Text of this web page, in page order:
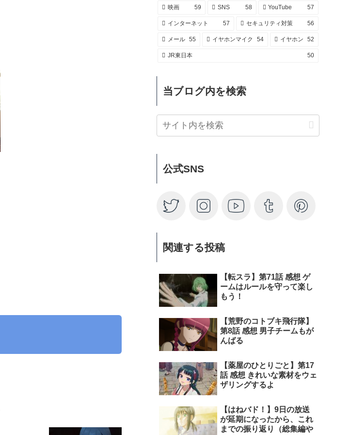
映画 59 SNS 58 YouTube 57
インターネット 57 セキュリティ対策 56
メール 55 イヤホンマイク 54 イヤホン 52
JR東日本 50
当ブログ内を検索
公式SNS
関連する投稿
【転スラ】第71話 感想 ゲ
ームはルールを守って楽し
もう！
【荒野のコトブキ飛行隊】
第8話 感想 男子チームもが
んばる
【薬屋のひとりごと】第17
話 感想 きれいな素材をウェ
ザリングするよ
【はねバド！】9日の放送
が延期になったから、これ
までの振り返り（総集編や